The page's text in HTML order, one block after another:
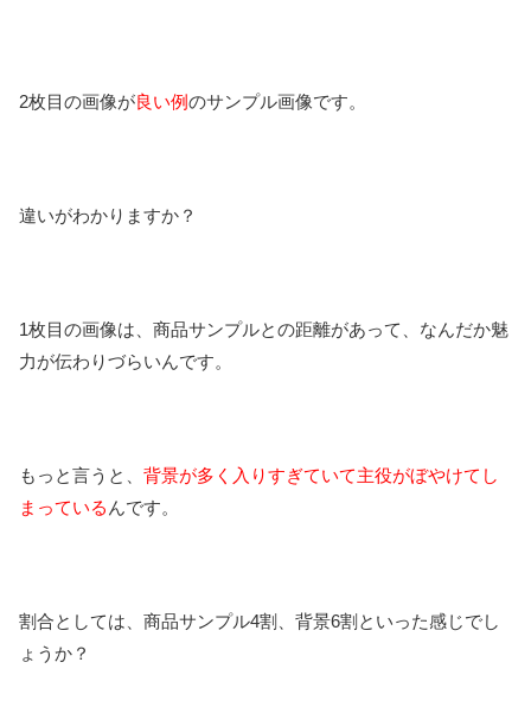
2枚目の画像が良い例のサンプル画像です。
違いがわかりますか？
1枚目の画像は、商品サンプルとの距離があって、なんだか魅
力が伝わりづらいんです。
もっと言うと、 背景が多く入りすぎていて主役がぼやけてし
まっている んです。
割合としては、商品サンプル4割、背景6割といった感じでし
ょうか？